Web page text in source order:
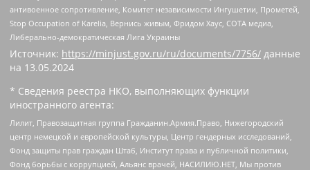
антивоенное сопротивление, Комитет независимости Ингушетии, Прометей,
Stop Occupation of Karelia, Вернись живым, Фридом Хаус, СОТА медиа,
Либерально-демократическая Лига Украины
Источник: https://minjust.gov.ru/ru/documents/7756/ данные
на 13.05.2024
* Сведения реестра НКО, выполняющих функции
иностранного агента:
Лилит, Правозащитная группа Гражданин.Армия.Право, Нижегородский
центр немецкой и европейской культуры, Центр гендерных исследований,
Фонд защиты прав граждан Штаб, Институт права и публичной политики,
Фонд борьбы с коррупцией, Альянс врачей, НАСИЛИЮ.НЕТ, Мы против